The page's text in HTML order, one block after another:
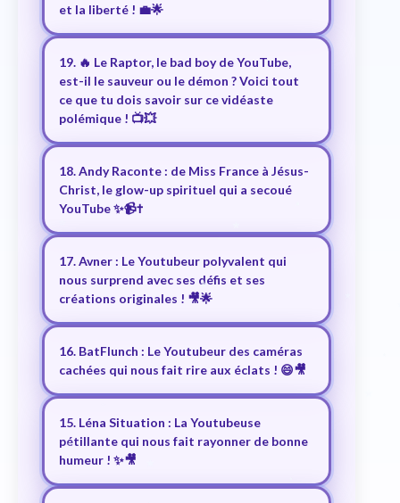
et la liberté ! 💼🌟
19. 🔥 Le Raptor, le bad boy de YouTube,
est-il le sauveur ou le démon ? Voici tout
ce que tu dois savoir sur ce vidéaste
polémique ! 📺💥
18. Andy Raconte : de Miss France à Jésus-
Christ, le glow-up spirituel qui a secoué
YouTube ✨📹✝️
17. Avner : Le Youtubeur polyvalent qui
nous surprend avec ses défis et ses
créations originales ! 🎥🌟
16. BatFlunch : Le Youtubeur des caméras
cachées qui nous fait rire aux éclats ! 😄🎥
15. Léna Situation : La Youtubeuse
pétillante qui nous fait rayonner de bonne
humeur ! ✨🎥